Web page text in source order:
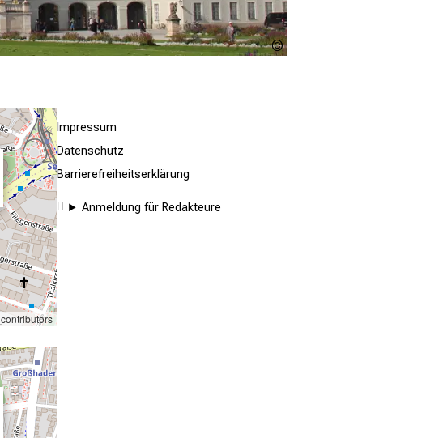
contributors
Impressum
Datenschutz
Barrierefreiheitserklärung
Anmeldung für Redakteure